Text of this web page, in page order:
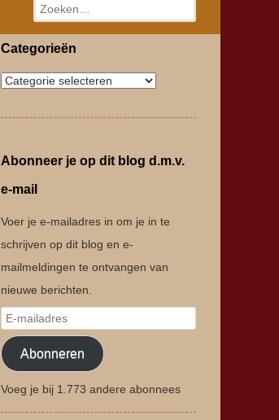
Zoeken
Categorieën
Abonneer je op dit blog d.m.v.
e-mail
Voer je e-mailadres in om je in te
schrijven op dit blog en e-
mailmeldingen te ontvangen van
nieuwe berichten.
Abonneren
Voeg je bij 1.773 andere abonnees